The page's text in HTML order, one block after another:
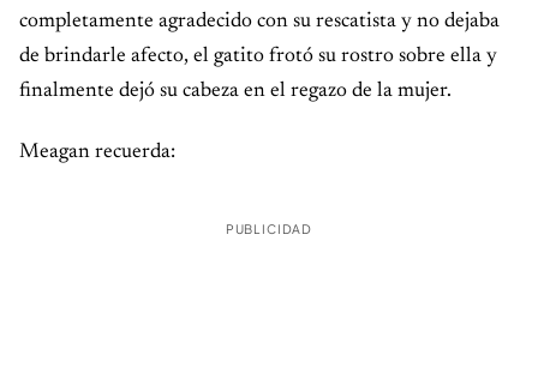
completamente agradecido con su rescatista y no dejaba
de brindarle afecto, el gatito frotó su rostro sobre ella y
finalmente dejó su cabeza en el regazo de la mujer.
Meagan recuerda:
PUBLICIDAD